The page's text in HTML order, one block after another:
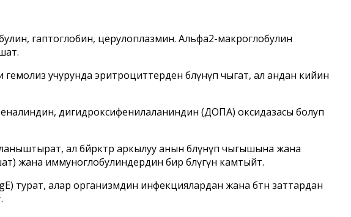
гаптоглобин, церулоплазмин. Альфа2-макроглобулин
учурунда эритроциттерден бөлүнүп чыгат, ал андан кийин
дигидроксифенилаланиндин (ДОПА) оксидазасы болуп
ал бөйрөктөр аркылуу анын бөлүнүп чыгышына жана
жана иммуноглобулиндердин бир бөлүгүн камтыйт.
алар организмдин инфекциялардан жана бөтөн заттардан